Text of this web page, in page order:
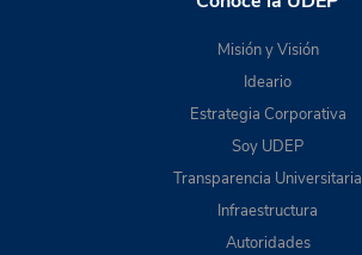
Misión y Visión
Ideario
Estrategia Corporativa
Soy UDEP
Transparencia Universitaria
Infraestructura
Autoridades